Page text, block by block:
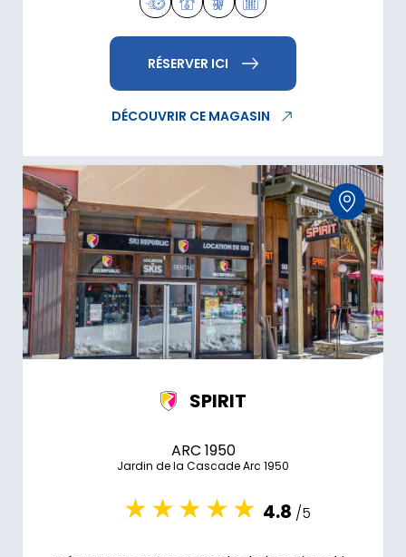
RÉSERVER ICI
DÉCOUVRIR CE MAGASIN
SPIRIT
ARC 1950
Jardin de la Cascade Arc 1950
4.8 /5